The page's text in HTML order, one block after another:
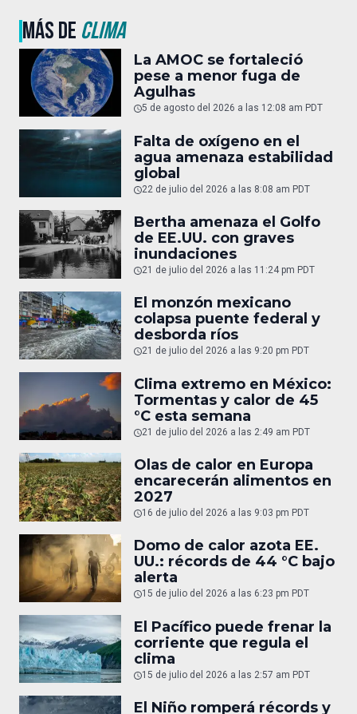
MÁS DE CLIMA
La AMOC se fortaleció
pese a menor fuga de
Agulhas
5 de agosto del 2026 a las 12:08 am PDT
Falta de oxígeno en el
agua amenaza estabilidad
global
22 de julio del 2026 a las 8:08 am PDT
Bertha amenaza el Golfo
de EE.UU. con graves
inundaciones
21 de julio del 2026 a las 11:24 pm PDT
El monzón mexicano
colapsa puente federal y
desborda ríos
21 de julio del 2026 a las 9:20 pm PDT
Clima extremo en México:
Tormentas y calor de 45
°C esta semana
21 de julio del 2026 a las 2:49 am PDT
Olas de calor en Europa
encarecerán alimentos en
2027
16 de julio del 2026 a las 9:03 pm PDT
Domo de calor azota EE.
UU.: récords de 44 °C bajo
alerta
15 de julio del 2026 a las 6:23 pm PDT
El Pacífico puede frenar la
corriente que regula el
clima
15 de julio del 2026 a las 2:57 am PDT
El Niño romperá récords y